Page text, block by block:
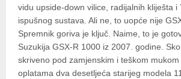
vidu upside-down vilice, radijalnih kliješta i
ispušnog sustava. Ali ne, to uopće nije
Spremnik goriva je ključ. Naime, to je
Suzukija GSX-R 1000 iz 2007. godine.
skriveno pod zamjenskim i teškom
oplatama dva desetljeća starijeg modela